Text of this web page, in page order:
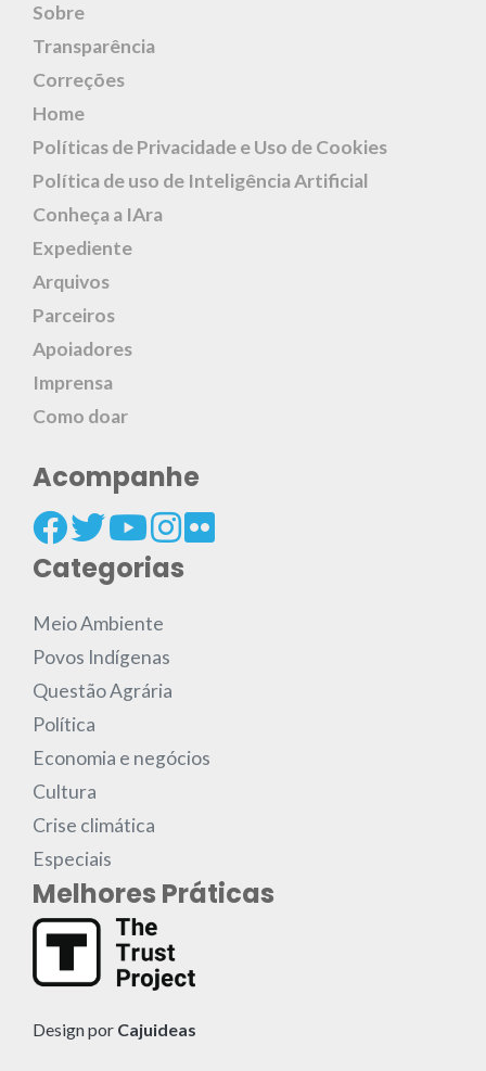
Sobre
Transparência
Correções
Home
Políticas de Privacidade e Uso de Cookies
Política de uso de Inteligência Artificial
Conheça a IAra
Expediente
Arquivos
Parceiros
Apoiadores
Imprensa
Como doar
Acompanhe
Categorias
Meio Ambiente
Povos Indígenas
Questão Agrária
Política
Economia e negócios
Cultura
Crise climática
Especiais
Melhores Práticas
Design por Cajuideas